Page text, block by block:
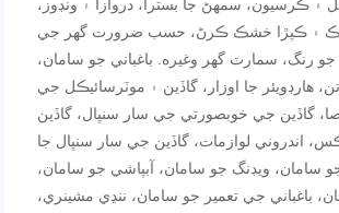
۽ ڪرسيون، سمهڻ جا بسترا، دروازا ۽ ونڊوز،
لاڪ ۽ ڪپڙا خشڪ ڪرڻ، حسب ضرورت گھر جي
رنگ، سمارٽ گھر وغيره. باغباني جو سامان،
هارڊويئر جا اوزار، گاڏين ۽ موٽرسائيڪل جي
گاڏين جي خوبصورتي جي سار سنڀال، گاڏين
اندروني لوازمات، گاڏين جي سار سنڀال جا
سامان، ويڊنگ جو سامان، آبپاشي جو سامان،
باغباني جي تعمير جو سامان، ننڍي مشينري،